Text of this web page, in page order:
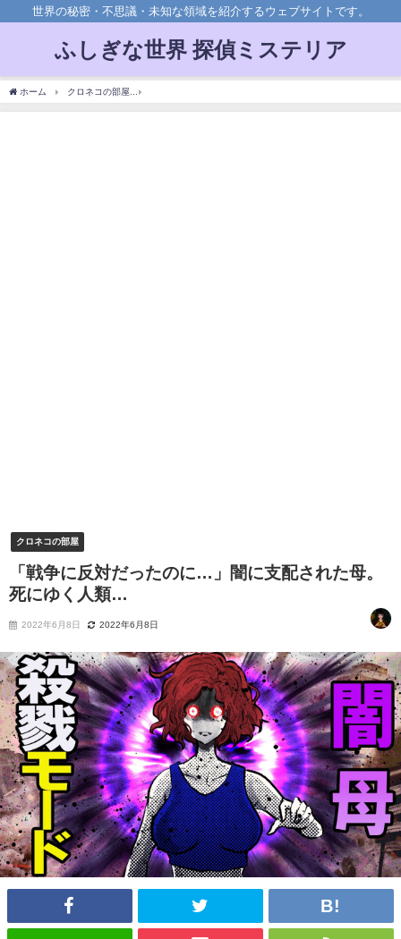
世界の秘密・不思議・未知な領域を紹介するウェブサイトです。
ふしぎな世界 探偵ミステリア
ホーム クロネコの部屋
クロネコの部屋
「戦争に反対だったのに…」闇に支配された母。
死にゆく人類…
2022年6月8日 2022年6月8日